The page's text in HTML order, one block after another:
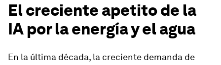
El creciente apetito de la
IA por la energía y el agua
En la última década, la creciente demanda de